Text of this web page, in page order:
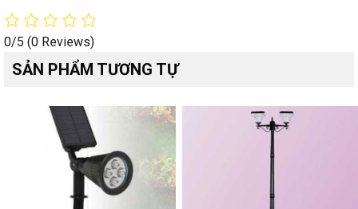
0/5 (0 Reviews)
SẢN PHẨM TƯƠNG TỰ